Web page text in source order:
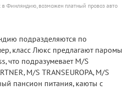
Финляндию, возможен платный провоз авто
подразделяются по
класс Люкс предлагают паромы
что подразумевает M/S
M/S TRANSEUROPA, M/S
пансион питания, каюты с